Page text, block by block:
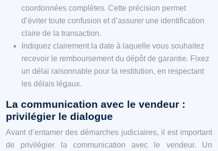
coordonnées complètes. Cette précision permet
d’éviter toute confusion et d’assurer une identification
claire de la transaction.
Indiquez clairement la date à laquelle vous souhaitez
recevoir le remboursement du dépôt de garantie. Fixez
un délai raisonnable pour la restitution, en respectant
les délais légaux.
La communication avec le vendeur :
privilégier le dialogue
Avant d’entamer des démarches judiciaires, il est important
de privilégier la communication avec le vendeur. Un